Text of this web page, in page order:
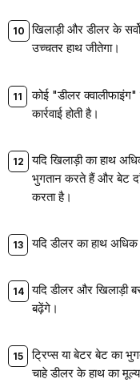
खिलाड़ी और डीलर के
उच्चतर हाथ जीतेगा।
कोई "डीलर क्वालीफाइंग"
कार्रवाई होती है।
यदि खिलाड़ी का हाथ
भुगतान करते हैं और बेट
करता है।
यदि डीलर का हाथ
यदि डीलर और खिलाड़ी
बढ़ेंगे।
ट्रिप्स या बेटर बेट का
चाहे डीलर के हाथ का